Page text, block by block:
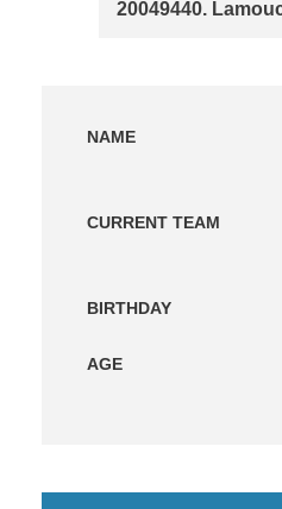
NAME
CURRENT TEAM
BIRTHDAY
AGE